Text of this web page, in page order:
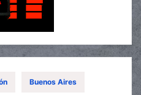
Buenos Aires